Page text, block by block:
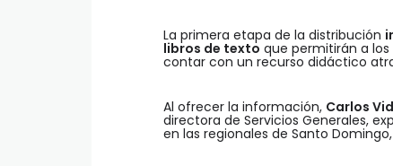
La primera etapa de la distribución
libros de texto que permitirán a
contar con un recurso didáctico
Al ofrecer la información, Carlos
directora de Servicios Generales,
en las regionales de Santo